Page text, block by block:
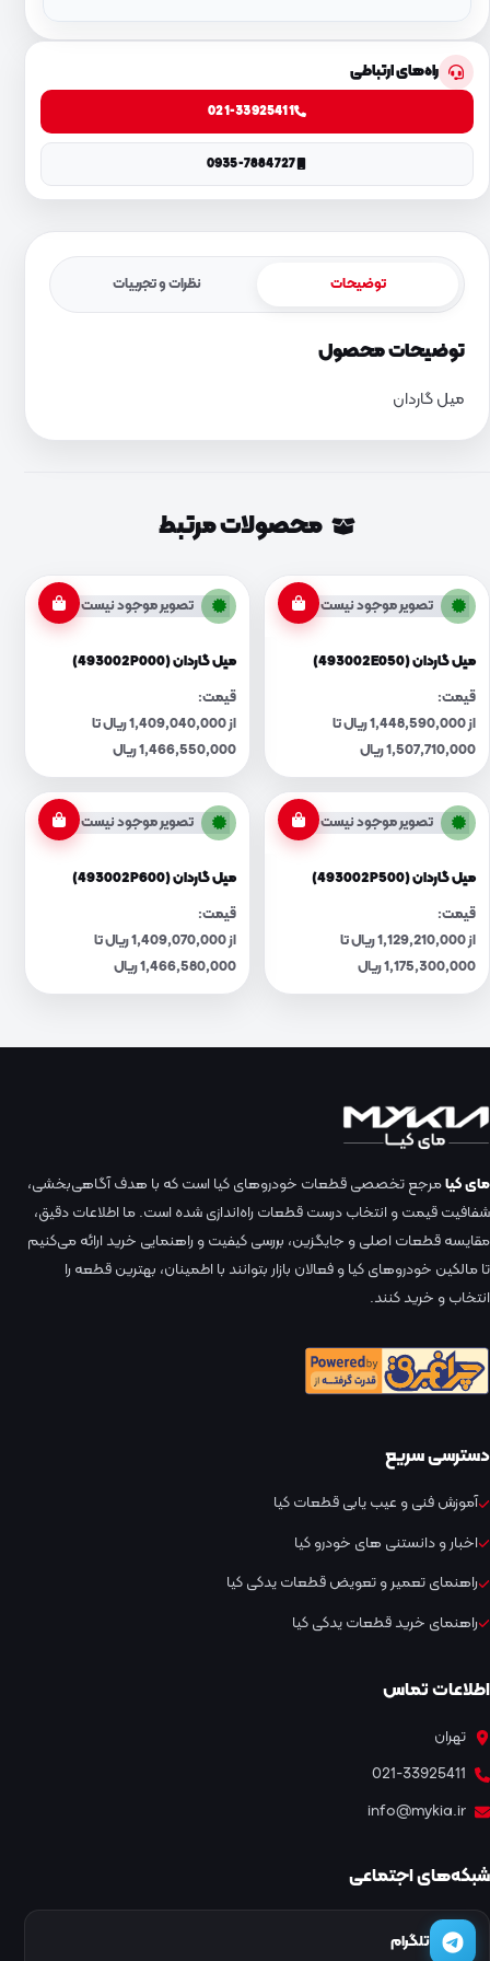
راه‌های ارتباطی
021-33925411
0935-7884727
توضیحات نظرات و تجربیات
توضیحات محصول
میل گاردان
محصولات مرتبط
تصویر موجود نیست
میل گاردان (493002E050)
قیمت:
از 1,448,590,000 ریال تا
1,507,710,000 ریال
تصویر موجود نیست
میل گاردان (493002P000)
قیمت:
از 1,409,040,000 ریال تا
1,466,550,000 ریال
تصویر موجود نیست
میل گاردان (493002P500)
قیمت:
از 1,129,210,000 ریال تا
1,175,300,000 ریال
تصویر موجود نیست
میل گاردان (493002P600)
قیمت:
از 1,409,070,000 ریال تا
1,466,580,000 ریال
مای کیامرجع تخصصی قطعات خودروهای کیا است که با هدف آگاهی‌بخشی،
شفافیت قیمت و انتخاب درست قطعات راه‌اندازی شده است. ما اطلاعات دقیق،
مقایسه قطعات اصلی و جایگزین، بررسی کیفیت و راهنمایی خرید ارائه می‌کنیم
تا مالکین خودروهای کیا و فعالان بازار بتوانند با اطمینان، بهترین قطعه را
انتخاب و خرید کنند.
دسترسی سریع
آموزش فنی و عیب یابی قطعات کیا
اخبار و دانستنی های خودرو کیا
راهنمای تعمیر و تعویض قطعات یدکی کیا
راهنمای خرید قطعات یدکی کیا
اطلاعات تماس
تهران
021-33925411
info@mykia.ir
شبکه‌های اجتماعی
تلگرام